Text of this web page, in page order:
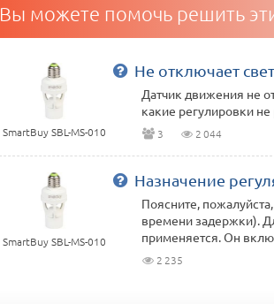
Вы можете помочь решить
SmartBuy SBL-MS-010
Не отключает свет
Датчик движения не
какие регулировки не
3 2 044
SmartBuy SBL-MS-010
Назначение
Поясните,
времени задержки).
применяется. Он
2 235